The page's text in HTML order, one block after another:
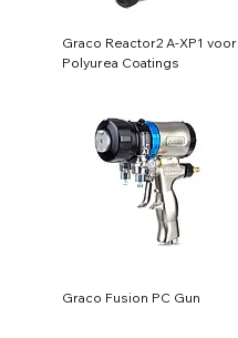
Graco Reactor2 A-XP1 voor
Polyurea Coatings
Graco Fusion PC Gun